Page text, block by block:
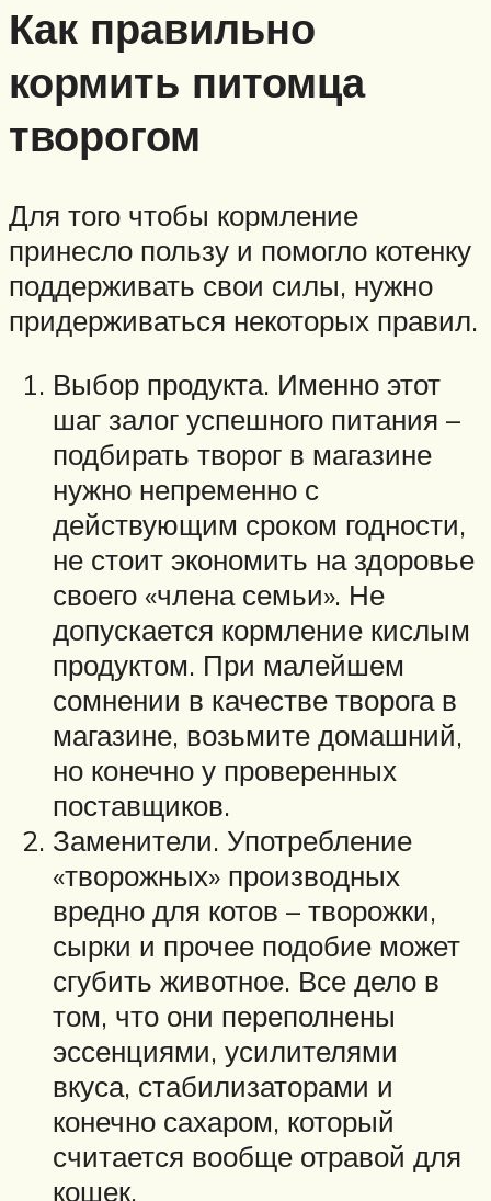
Как правильно
кормить питомца
творогом
Для того чтобы кормление
принесло пользу и помогло котенку
поддерживать свои силы, нужно
придерживаться некоторых правил.
Выбор продукта. Именно этот
шаг залог успешного питания –
подбирать творог в магазине
нужно непременно с
действующим сроком годности,
не стоит экономить на здоровье
своего «члена семьи». Не
допускается кормление кислым
продуктом. При малейшем
сомнении в качестве творога в
магазине, возьмите домашний,
но конечно у проверенных
поставщиков.
Заменители. Употребление
«творожных» производных
вредно для котов – творожки,
сырки и прочее подобие может
сгубить животное. Все дело в
том, что они переполнены
эссенциями, усилителями
вкуса, стабилизаторами и
конечно сахаром, который
считается вообще отравой для
кошек.